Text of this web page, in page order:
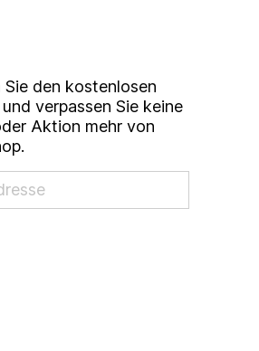
Sie den kostenlosen
verpassen Sie keine
Aktion mehr von